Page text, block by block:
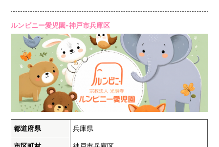
ルンビニー愛児園-神戸市兵庫区
都道府県 兵庫県